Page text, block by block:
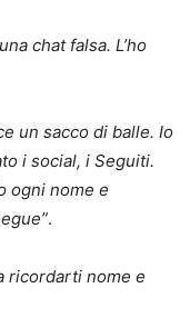
chat falsa. L’ho
un sacco di balle. Io
i social, i Seguiti.
ogni nome e
.
ricordarti nome e